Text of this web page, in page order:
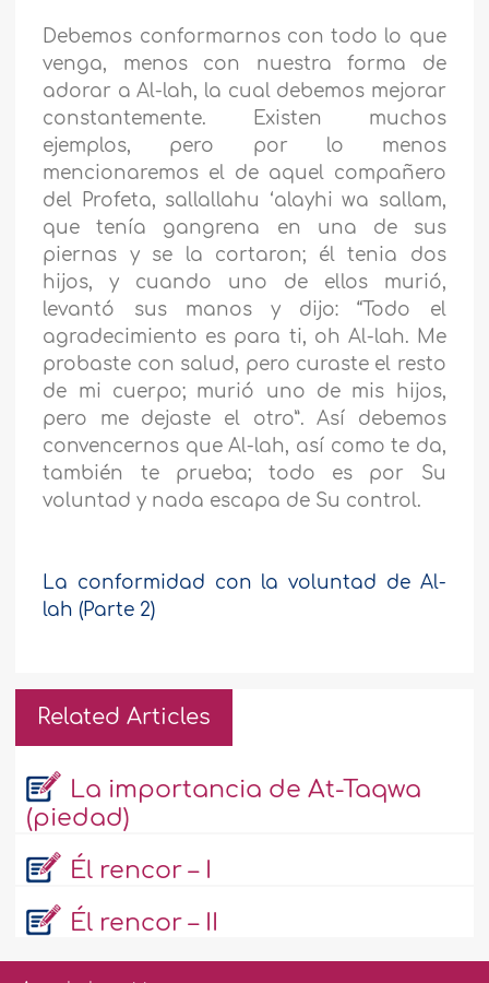
Debemos conformarnos con todo lo que
venga, menos con nuestra forma de
adorar a Al-lah, la cual debemos mejorar
constantemente. Existen muchos
ejemplos, pero por lo menos
mencionaremos el de aquel compañero
del Profeta, sallallahu ‘alayhi wa sallam,
que tenía gangrena en una de sus
piernas y se la cortaron; él tenia dos
hijos, y cuando uno de ellos murió,
levantó sus manos y dijo: “Todo el
agradecimiento es para ti, oh Al-lah. Me
probaste con salud, pero curaste el resto
de mi cuerpo; murió uno de mis hijos,
pero me dejaste el otro”. Así debemos
convencernos que Al-lah, así como te da,
también te prueba; todo es por Su
voluntad y nada escapa de Su control.
La conformidad con la voluntad de Al-
lah (Parte 2)
Related Articles
La importancia de At-Taqwa
(piedad)
Él rencor – I
Él rencor – II